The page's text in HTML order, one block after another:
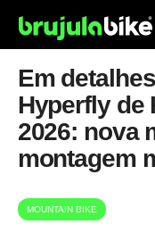
Em
Hyperfly de
2026: nova
montagem
MOUNTAIN BIKE